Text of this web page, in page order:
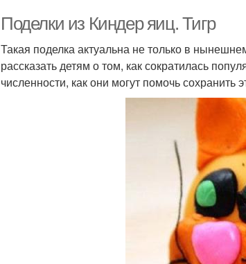
Поделки из Киндер яиц. Тигр
Такая поделка актуальна не только в
рассказать детям о том, как сократилась
численности, как они могут помочь сохранить